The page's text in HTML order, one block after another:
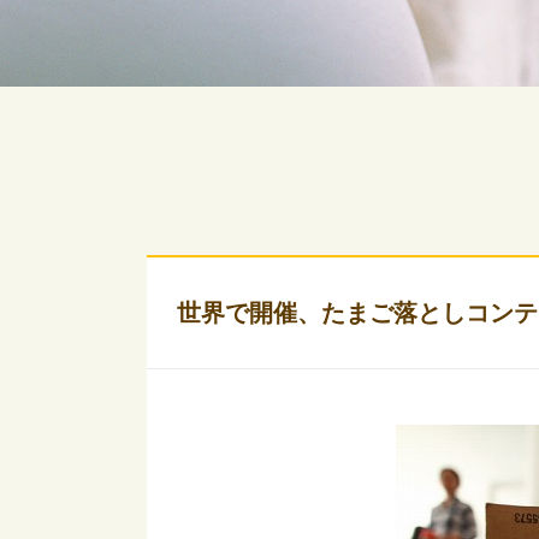
世界で開催、たまご落としコン